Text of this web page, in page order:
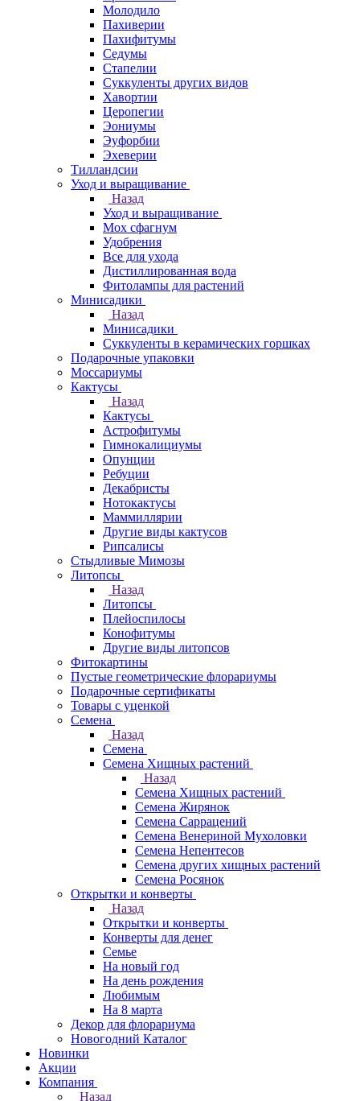
Молодило
Пахиверии
Пахифитумы
Седумы
Стапелии
Суккуленты других видов
Хавортии
Церопегии
Эониумы
Эуфорбии
Эхеверии
Тилландсии
Уход и выращивание
Назад
Уход и выращивание
Мох сфагнум
Удобрения
Все для ухода
Дистиллированная вода
Фитолампы для растений
Минисадики
Назад
Минисадики
Суккуленты в керамических горшках
Подарочные упаковки
Моссариумы
Кактусы
Назад
Кактусы
Астрофитумы
Гимнокалициумы
Опунции
Ребуции
Декабристы
Нотокактусы
Маммиллярии
Другие виды кактусов
Рипсалисы
Стыдливые Мимозы
Литопсы
Назад
Литопсы
Плейоспилосы
Конофитумы
Другие виды литопсов
Фитокартины
Пустые геометрические флорариумы
Подарочные сертификаты
Товары с уценкой
Семена
Назад
Семена
Семена Хищных растений
Назад
Семена Хищных растений
Семена Жирянок
Семена Саррацений
Семена Венериной Мухоловки
Семена Непентесов
Семена других хищных растений
Семена Росянок
Открытки и конверты
Назад
Открытки и конверты
Конверты для денег
Семье
На новый год
На день рождения
Любимым
На 8 марта
Декор для флорариума
Новогодний Каталог
Новинки
Акции
Компания
Назад